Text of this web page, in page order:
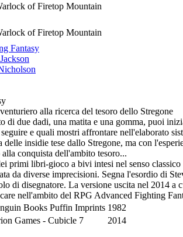
of Firetop Mountain
of Firetop Mountain
Fantasy
alla ricerca del tesoro dello Stregone
di due dadi, una matita e una gomma, puoi
seguire e quali mostri affrontare nell'elaborato
delle insidie tese dallo Stregone, ma con
conquista dell'ambito tesoro...
primi libri-gioco a bivi intesi nel senso
da diverse imprecisioni. Segna l'esordio di
di disegnatore. La versione uscita nel 2014
nell'ambito del RPG Advanced Fighting
Books Puffin Imprints 1982
Games - Cubicle 7
2014